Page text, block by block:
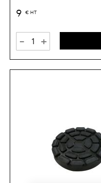
9 € HT
- +